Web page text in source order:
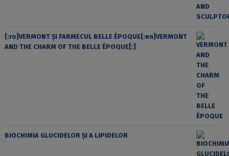
[:ro]VERMONT ȘI FARMECUL BELLE ÉPOQUE[:en]VERMONT
AND THE CHARM OF THE BELLE ÉPOQUE[:]
BIOCHIMIA GLUCIDELOR ȘI A LIPIDELOR